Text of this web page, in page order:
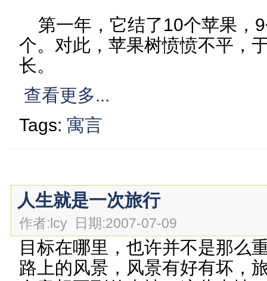
第一年，它结了10个苹果，
个。对此，苹果树愤愤不平，
长。
查看更多...
Tags: 寓言
人生就是一次旅行
作者:lcy 日期:2007-07-09
目标在哪里，也许并不是那么
路上的风景，风景有好有坏，